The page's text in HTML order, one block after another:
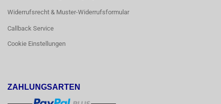
Widerrufsrecht & Muster-Widerrufsformular
Callback Service
Cookie Einstellungen
ZAHLUNGSARTEN